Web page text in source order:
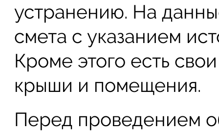
устранению. На
смета с указанием
Кроме этого есть
крыши и помещения.
Перед проведением